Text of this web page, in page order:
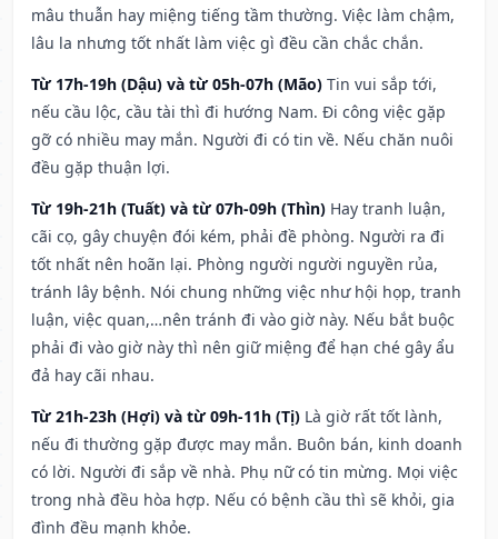
mâu thuẫn hay miệng tiếng tầm thường. Việc làm chậm,
lâu la nhưng tốt nhất làm việc gì đều cần chắc chắn.
Từ 17h-19h (Dậu) và từ 05h-07h (Mão) Tin vui sắp tới,
nếu cầu lộc, cầu tài thì đi hướng Nam. Đi công việc gặp
gỡ có nhiều may mắn. Người đi có tin về. Nếu chăn nuôi
đều gặp thuận lợi.
Từ 19h-21h (Tuất) và từ 07h-09h (Thìn) Hay tranh luận,
cãi cọ, gây chuyện đói kém, phải đề phòng. Người ra đi
tốt nhất nên hoãn lại. Phòng người người nguyền rủa,
tránh lây bệnh. Nói chung những việc như hội họp, tranh
luận, việc quan,…nên tránh đi vào giờ này. Nếu bắt buộc
phải đi vào giờ này thì nên giữ miệng để hạn ché gây ẩu
đả hay cãi nhau.
Từ 21h-23h (Hợi) và từ 09h-11h (Tị) Là giờ rất tốt lành,
nếu đi thường gặp được may mắn. Buôn bán, kinh doanh
có lời. Người đi sắp về nhà. Phụ nữ có tin mừng. Mọi việc
trong nhà đều hòa hợp. Nếu có bệnh cầu thì sẽ khỏi, gia
đình đều mạnh khỏe.